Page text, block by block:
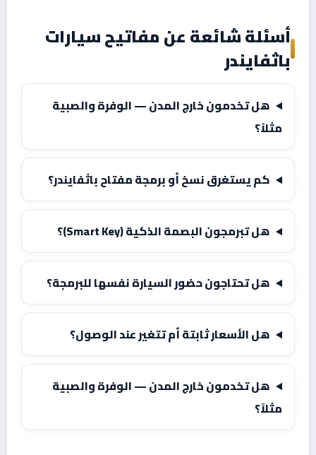
أسئلة شائعة عن مفاتيح سيارات
باثفايندر
هل تخدمون خارج المدن — الوفرة والصبية
مثلاً؟
كم يستغرق نسخ أو برمجة مفتاح باثفايندر؟
هل تبرمجون البصمة الذكية (Smart Key)؟
هل تحتاجون حضور السيارة نفسها للبرمجة؟
هل الأسعار ثابتة أم تتغير عند الوصول؟
هل تخدمون خارج المدن — الوفرة والصبية
مثلاً؟